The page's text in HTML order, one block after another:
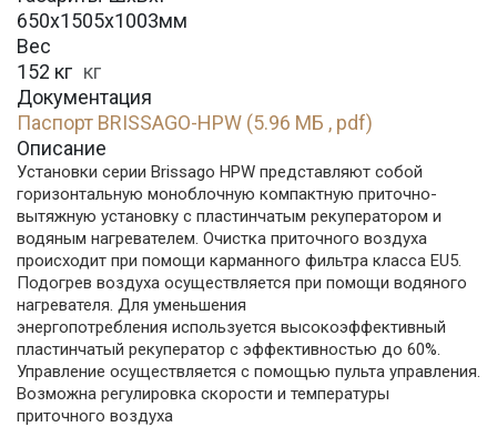
650х1505х1003мм
Вес
152 кг кг
Документация
Паспорт BRISSAGO-HPW (5.96 МБ , pdf)
Описание
Установки серии Brissago HPW представляют собой
горизонтальную моноблочную компактную приточно-
вытяжную установку с пластинчатым рекуператором и
водяным нагревателем. Очистка приточного воздуха
происходит при помощи карманного фильтра класса EU5.
Подогрев воздуха осуществляется при помощи водяного
нагревателя. Для уменьшения
энергопотребления используется высокоэффективный
пластинчатый рекуператор с эффективностью до 60%.
Управление осуществляется с помощью пульта управления.
Возможна регулировка скорости и температуры
приточного воздуха